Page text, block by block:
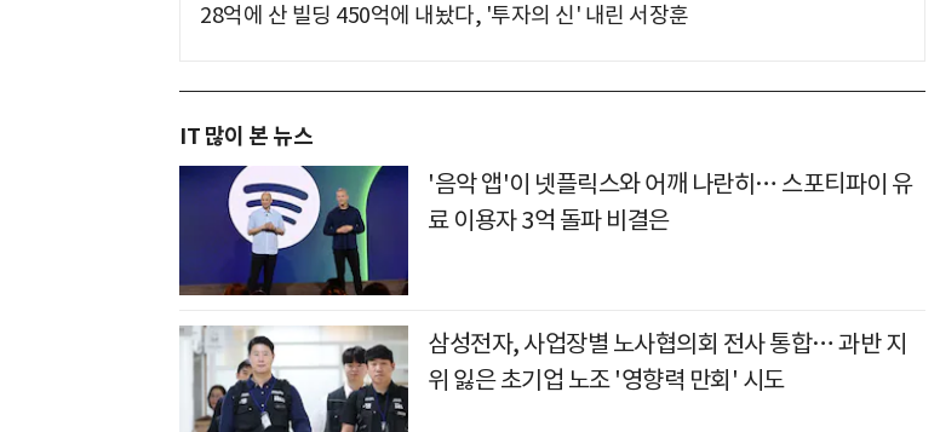
28억에 산 빌딩 450억에 내놨다, '투자의 신' 내린 서장훈
IT 많이 본 뉴스
'음악 앱'이 넷플릭스와 어깨 나란히… 스포티파이 유
료 이용자 3억 돌파 비결은
삼성전자, 사업장별 노사협의회 전사 통합… 과반 지
위 잃은 초기업 노조 '영향력 만회' 시도